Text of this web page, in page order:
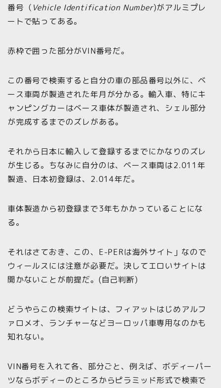
番号（ Vehicle Identification Number)がアルミプレ
ートで貼ってある。
赤枠で囲った部分がVIN番号だ。
この番号で検索すると自分の車の部品番号以外に、ベ
ース車両が製造された年月が分かる。輸入車、特にキ
ャンピングカーはベース車体が製造され、シェル部分
が完成するまでのズレがある。
それから日本に輸入して登録するまでにかなりのズレ
が生じる。ちなみに自分のは、ベース車両は2.011年
製造、日本初登録は、2.014年だ。
車体製造から初登録まで3年もかかっていることにな
る。
それはさておき、この、E-PERは海外サイト」なので
ウィールスには注意が必要だ。決してエロいサイトは
開かないことが前提だ。(自己判断)
どうやらこの検索サイトは、フィアットはじめアルフ
ァロメオ、ランチャーなどヨーロッパ車専用なのかも
知れない。
VIN番号を入れて各、部分ごと、例えば、ボディーパー
ツならボディーのところからピラミッド形式で検索で